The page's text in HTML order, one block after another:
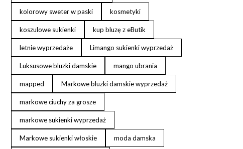
kolorowy sweter w paski kosmetyki
koszulowe sukienki kup bluzę z eButik
letnie wyprzedaże Limango sukienki wyprzedaż
Luksusowe bluzki damskie mango ubrania
mapped Markowe bluzki damskie wyprzedaż
markowe ciuchy za grosze
markowe sukienki wyprzedaż
Markowe sukienki włoskie moda damska